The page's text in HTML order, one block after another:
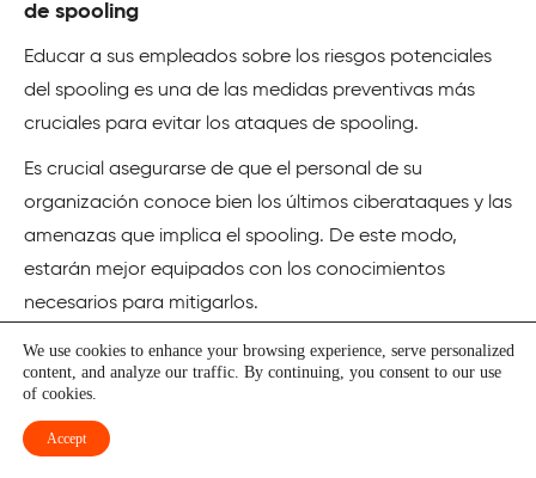
de spooling
Educar a sus empleados sobre los riesgos potenciales
del spooling es una de las medidas preventivas más
cruciales para evitar los ataques de spooling.
Es crucial asegurarse de que el personal de su
organización conoce bien los últimos ciberataques y las
amenazas que implica el spooling. De este modo,
estarán mejor equipados con los conocimientos
necesarios para mitigarlos.
También puede llevar a cabo una formación en
ciberseguridad para difundir la concienciación sobre los
identificación de los riesgos del spooling, los signos de
We use cookies to enhance your browsing experience, serve personalized
content, and analyze our traffic. By continuing, you consent to our use
of cookies.
Accept